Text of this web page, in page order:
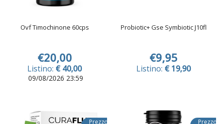
Ovf Timochinone 60cps
€20,00
Listino: € 40,00
09/08/2026 23:59
Probiotic+ Gse Symbiotic J10fl
€9,95
Listino: € 19,90
Prezzo Prezzo